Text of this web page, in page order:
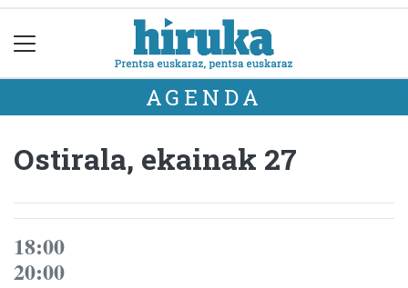
AGENDA
Ostirala, ekainak 27
18:00
20:00